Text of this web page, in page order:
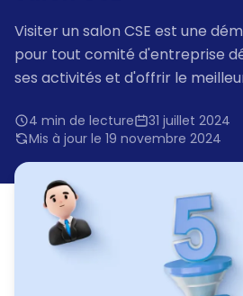
Visiter un salon CSE est une
pour tout comité d'entreprise
ses activités et d'offrir le
4 min de lecture
31 juillet 2024
Mis à jour le 19 novembre 2024